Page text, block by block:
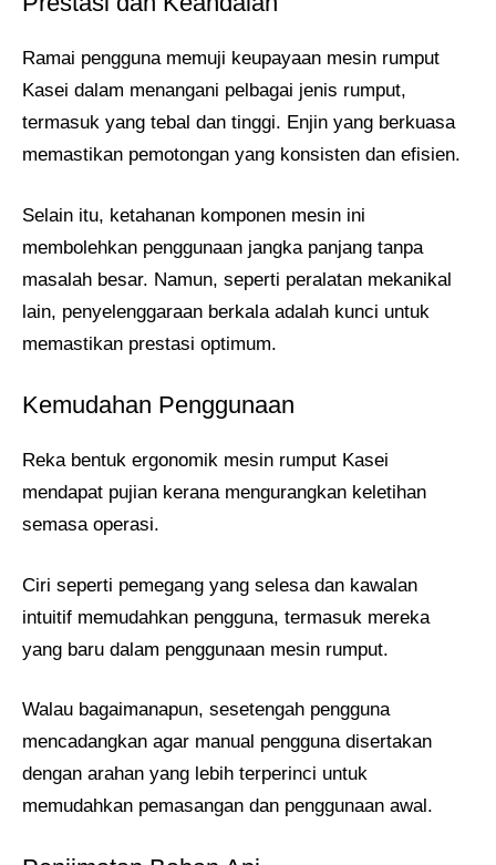
Ramai pengguna memuji keupayaan mesin rumput
Kasei dalam menangani pelbagai jenis rumput,
termasuk yang tebal dan tinggi. Enjin yang berkuasa
memastikan pemotongan yang konsisten dan efisien.
Selain itu, ketahanan komponen mesin ini
membolehkan penggunaan jangka panjang tanpa
masalah besar. Namun, seperti peralatan mekanikal
lain, penyelenggaraan berkala adalah kunci untuk
memastikan prestasi optimum.
Kemudahan Penggunaan
Reka bentuk ergonomik mesin rumput Kasei
mendapat pujian kerana mengurangkan keletihan
semasa operasi.
Ciri seperti pemegang yang selesa dan kawalan
intuitif memudahkan pengguna, termasuk mereka
yang baru dalam penggunaan mesin rumput.
Walau bagaimanapun, sesetengah pengguna
mencadangkan agar manual pengguna disertakan
dengan arahan yang lebih terperinci untuk
memudahkan pemasangan dan penggunaan awal.